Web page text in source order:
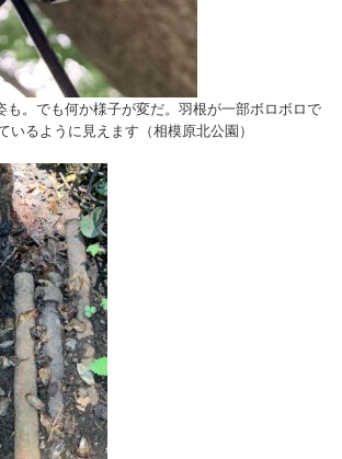
も。でも何か様子が変だ。羽根が一部ボロボロで
いるように見えます（相模原北公園）